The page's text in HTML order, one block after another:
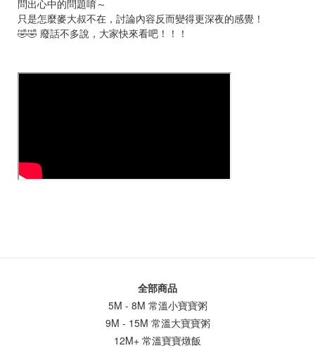
問出心中的問題唷～
只是怎麼麥大叔不在，討論內容反而變得更深夜的感覺！
🤣🤣 廢話不多說，大家快來看吧！！！
全部商品
5M - 8M 常溫小寶寶粥
9M - 15M 常溫大寶寶粥
12M+ 常溫寶寶燉飯